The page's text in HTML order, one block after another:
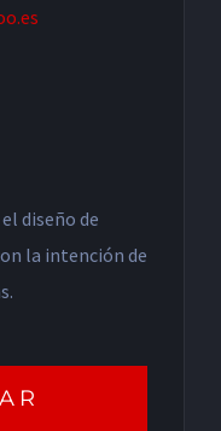
diseño de
la intención de